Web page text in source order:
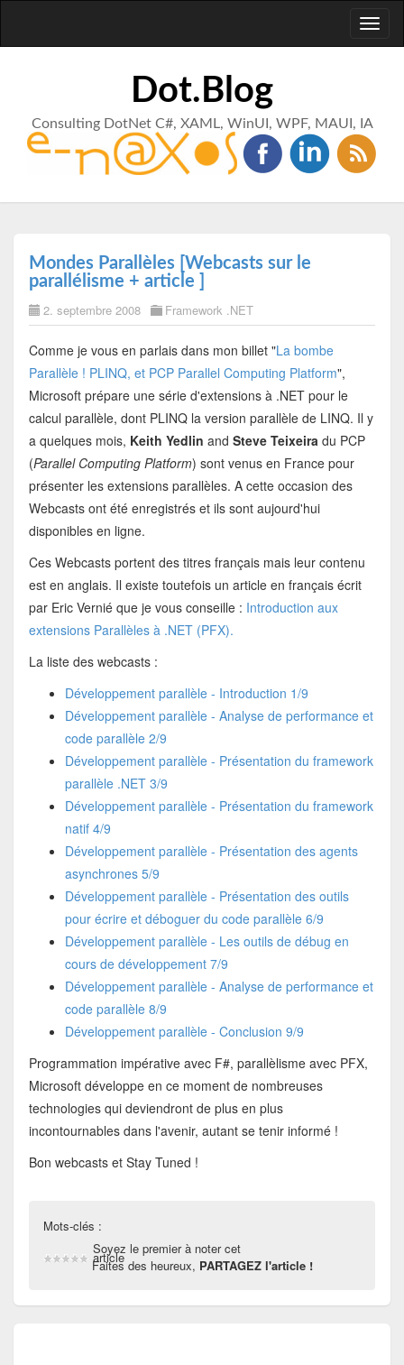
Dot.Blog
Consulting DotNet C#, XAML, WinUI, WPF, MAUI, IA
Mondes Parallèles [Webcasts sur le
parallélisme + article ]
2. septembre 2008 Framework .NET
Comme je vous en parlais dans mon billet "La bombe
Parallèle ! PLINQ, et PCP Parallel Computing Platform",
Microsoft prépare une série d'extensions à .NET pour le
calcul parallèle, dont PLINQ la version parallèle de LINQ. Il y
a quelques mois, Keith Yedlin and Steve Teixeiradu PCP
(Parallel Computing Platform) sont venus en France pour
présenter les extensions parallèles. A cette occasion des
Webcasts ont été enregistrés et ils sont aujourd'hui
disponibles en ligne.
Ces Webcasts portent des titres français mais leur contenu
est en anglais. Il existe toutefois un article en français écrit
par Eric Vernié que je vous conseille : Introduction aux
extensions Parallèles à .NET (PFX).
La liste des webcasts :
Développement parallèle - Introduction 1/9
Développement parallèle - Analyse de performance et
code parallèle 2/9
Développement parallèle - Présentation du framework
parallèle .NET 3/9
Développement parallèle - Présentation du framework
natif 4/9
Développement parallèle - Présentation des agents
asynchrones 5/9
Développement parallèle - Présentation des outils
pour écrire et déboguer du code parallèle 6/9
Développement parallèle - Les outils de débug en
cours de développement 7/9
Développement parallèle - Analyse de performance et
code parallèle 8/9
Développement parallèle - Conclusion 9/9
Programmation impérative avec F#, parallèlisme avec PFX,
Microsoft développe en ce moment de nombreuses
technologies qui deviendront de plus en plus
incontournables dans l'avenir, autant se tenir informé !
Bon webcasts et Stay Tuned !
Mots-clés :
Soyez le premier à noter cet
article
Faites des heureux, PARTAGEZ l'article !